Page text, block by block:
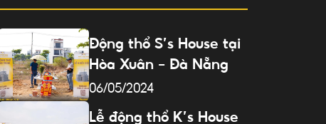
Động thổ S’s House tại
Hòa Xuân – Đà Nẵng
06/05/2024
Lễ động thổ K’s House